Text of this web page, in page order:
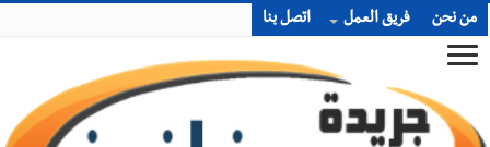
من نحن فريق العمل اتصل بنا